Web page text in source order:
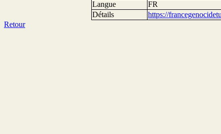
Langue
FR
Détails
https://
Retour